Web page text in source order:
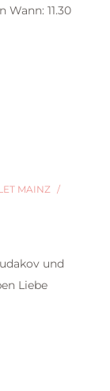
Wann: 11.30
MAINZ
und
Liebe